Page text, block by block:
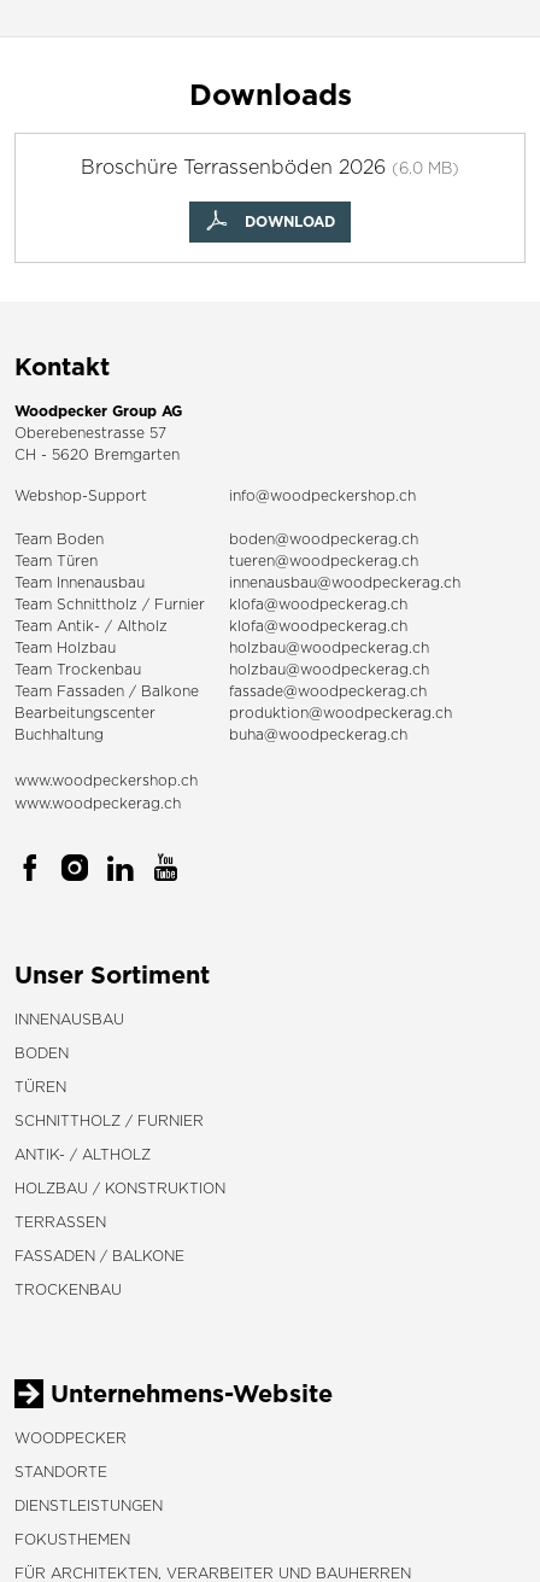
Downloads
Broschüre Terrassenböden 2026 (6.0 MB)
DOWNLOAD
Kontakt
Woodpecker Group AG
Oberebenestrasse 57
CH - 5620 Bremgarten
Webshop-Support info@woodpeckershop.ch
Team Boden
boden@woodpeckerag.ch
Team Türen
tueren@woodpeckerag.ch
Team Innenausbau
innenausbau@woodpeckerag.ch
Team Schnittholz / Furnier
klofa@woodpeckerag.ch
Team Antik- / Altholz
klofa@woodpeckerag.ch
Team Holzbau
holzbau@woodpeckerag.ch
Team Trockenbau
holzbau@woodpeckerag.ch
Team Fassaden / Balkone
fassade@woodpeckerag.ch
Bearbeitungscenter
produktion@woodpeckerag.ch
Buchhaltung
buha@woodpeckerag.ch
www.woodpeckershop.ch
www.woodpeckerag.ch
Unser Sortiment
INNENAUSBAU
BODEN
TÜREN
SCHNITTHOLZ / FURNIER
ANTIK- / ALTHOLZ
HOLZBAU / KONSTRUKTION
TERRASSEN
FASSADEN / BALKONE
TROCKENBAU
Unternehmens-Website
WOODPECKER
STANDORTE
DIENSTLEISTUNGEN
FOKUSTHEMEN
FÜR ARCHITEKTEN, VERARBEITER UND BAUHERREN